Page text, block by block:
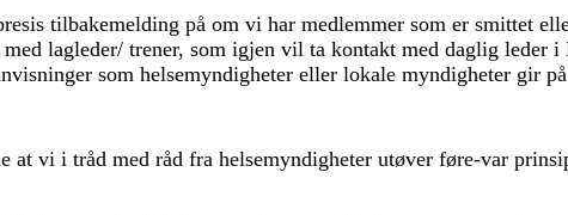
tilbakemelding på om vi har medlemmer som er smittet
lagleder/ trener, som igjen vil ta kontakt med daglig leder
som helsemyndigheter eller lokale myndigheter gir
at vi i tråd med råd fra helsemyndigheter utøver føre-var